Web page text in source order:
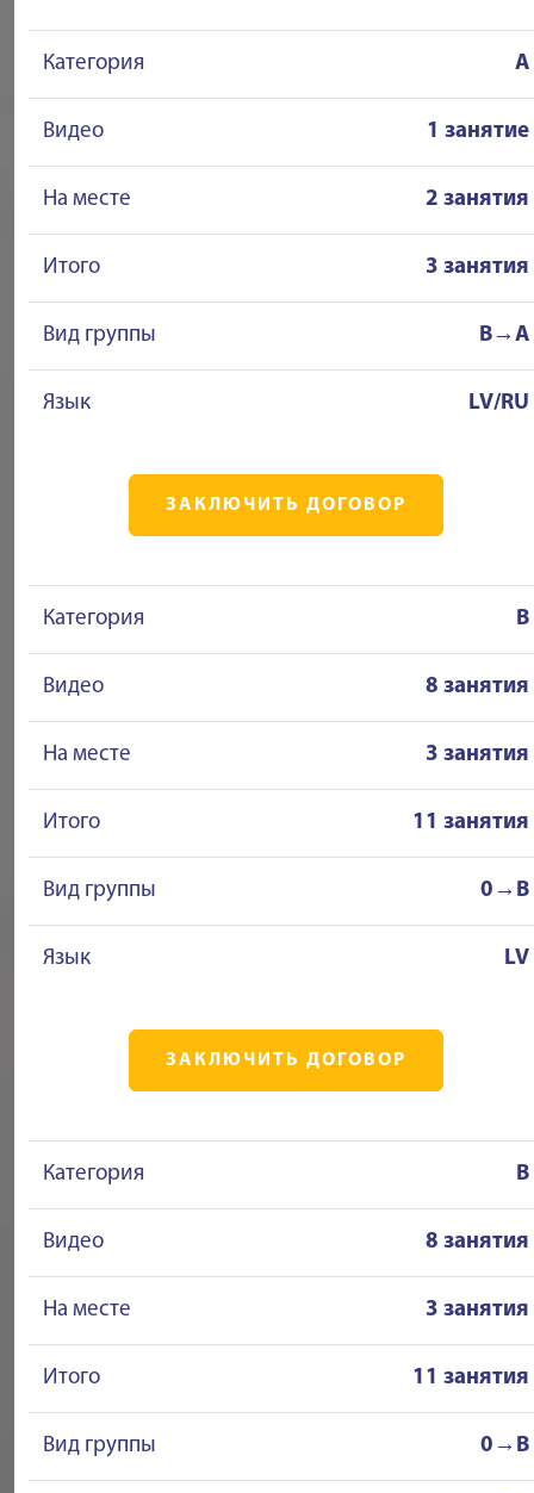
Категория A
Видео 1 занятие
На месте 2 занятия
Итого 3 занятия
Вид группы B→A
Язык LV/RU
ЗАКЛЮЧИТЬ ДОГОВОР
Категория B
Видео 8 занятия
На месте 3 занятия
Итого 11 занятия
Вид группы 0→B
Язык LV
ЗАКЛЮЧИТЬ ДОГОВОР
Категория B
Видео 8 занятия
На месте 3 занятия
Итого 11 занятия
Вид группы 0→B